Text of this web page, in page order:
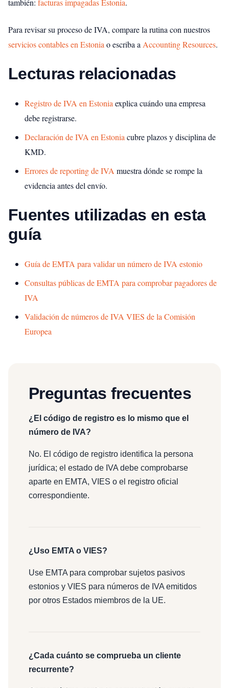
también: facturas impagadas Estonia.
Para revisar su proceso de IVA, compare la rutina con nuestros
servicios contables en Estoniao escriba aAccounting Resources.
Lecturas relacionadas
Registro de IVA en Estoniaexplica cuándo una empresa
debe registrarse.
Declaración de IVA en Estoniacubre plazos y disciplina de
KMD.
Errores de reporting de IVA muestra dónde se rompe la
evidencia antes del envío.
Fuentes utilizadas en esta
guía
Guía de EMTA para validar un número de IVA estonio
Consultas públicas de EMTA para comprobar pagadores de
IVA
Validación de números de IVA VIES de la Comisión
Europea
Preguntas frecuentes
¿El código de registro es lo mismo que el
número de IVA?
No. El código de registro identifica la persona
jurídica; el estado de IVA debe comprobarse
aparte en EMTA, VIES o el registro oficial
correspondiente.
¿Uso EMTA o VIES?
Use EMTA para comprobar sujetos pasivos
estonios y VIES para números de IVA emitidos
por otros Estados miembros de la UE.
¿Cada cuánto se comprueba un cliente
recurrente?